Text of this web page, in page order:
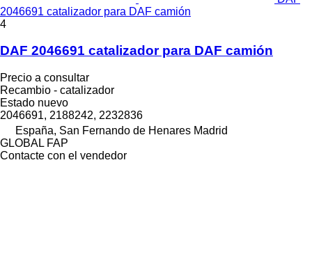
2046691 catalizador para DAF camión
4
DAF 2046691 catalizador para DAF camión
Precio a consultar
Recambio - catalizador
Estado nuevo
2046691, 2188242, 2232836
España, San Fernando de Henares Madrid
GLOBAL FAP
Contacte con el vendedor